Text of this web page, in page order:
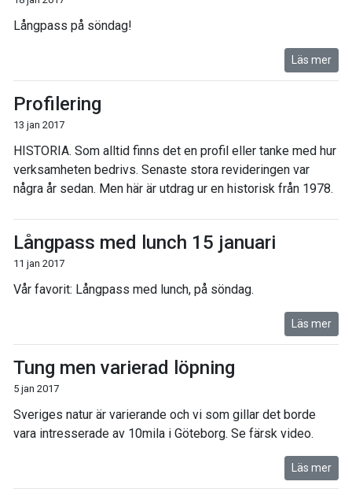
Långpass på söndag!
Läs mer
Profilering
13 jan 2017
HISTORIA. Som alltid finns det en profil eller tanke med hur
verksamheten bedrivs. Senaste stora revideringen var
några år sedan. Men här är utdrag ur en historisk från 1978.
Långpass med lunch 15 januari
11 jan 2017
Vår favorit: Långpass med lunch, på söndag.
Läs mer
Tung men varierad löpning
5 jan 2017
Sveriges natur är varierande och vi som gillar det borde
vara intresserade av 10mila i Göteborg. Se färsk video.
Läs mer